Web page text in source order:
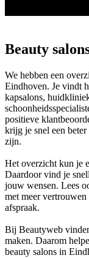
Beauty
We hebben een
Eindhoven. Je vindt
kapsalons,
positieve
krijg je snel een
zijn.
Het overzicht kun je
Daardoor vind je
jouw wensen. Lees
met meer
afspraak.
Bij Beautyweb
maken. Daarom
beauty salons in